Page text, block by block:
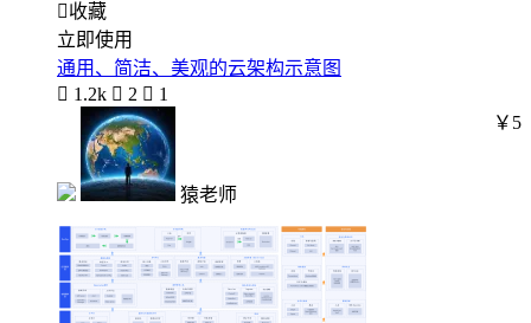
收藏
立即使用
通用、简洁、美观的云架构示意图
 1.2k  2  1
猿老师
￥5